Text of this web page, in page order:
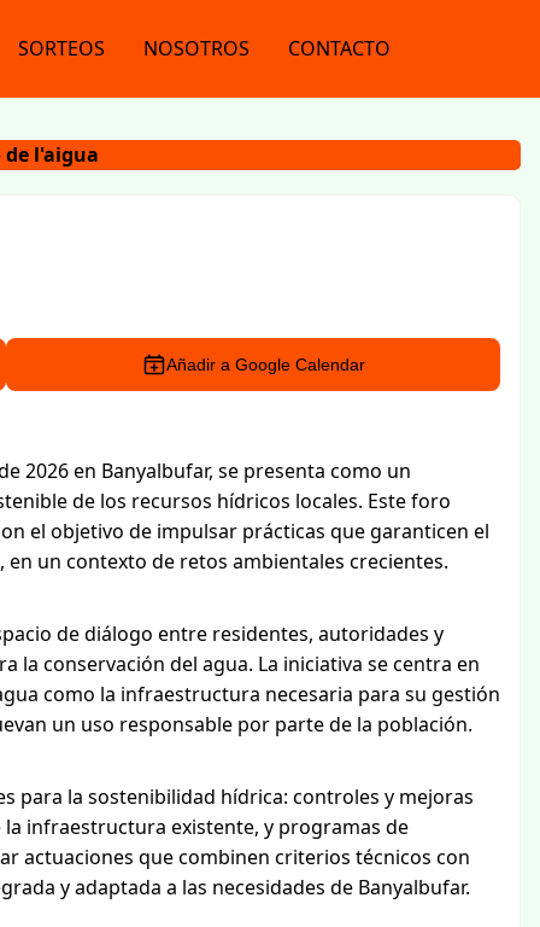
SORTEOS NOSOTROS CONTACTO
de l'aigua
Añadir a Google Calendar
2026 en Banyalbufar, se presenta como un
de los recursos hídricos locales. Este foro
el objetivo de impulsar prácticas que garanticen el
un contexto de retos ambientales crecientes.
de diálogo entre residentes, autoridades y
la conservación del agua. La iniciativa se centra en
como la infraestructura necesaria para su gestión
un uso responsable por parte de la población.
para la sostenibilidad hídrica: controles y mejoras
infraestructura existente, y programas de
actuaciones que combinen criterios técnicos con
y adaptada a las necesidades de Banyalbufar.